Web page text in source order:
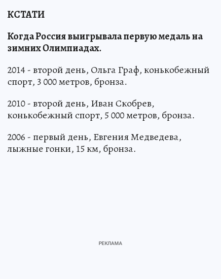
КСТАТИ
Когда Россия выигрывала первую медаль на
зимних Олимпиадах.
2014 - второй день, Ольга Граф, конькобежный
спорт, 3 000 метров, бронза.
2010 - второй день, Иван Скобрев,
конькобежный спорт, 5 000 метров, бронза.
2006 - первый день, Евгения Медведева,
лыжные гонки, 15 км, бронза.